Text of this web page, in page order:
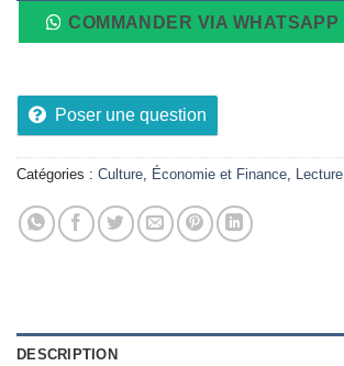
COMMANDER VIA WHATSAPP
Poser une question
Catégories : Culture Économie et Finance Lecture
DESCRIPTION